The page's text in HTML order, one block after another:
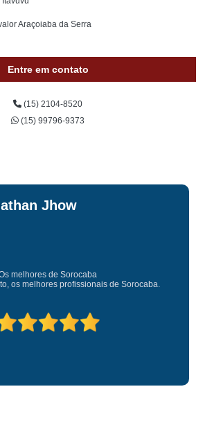
Araçoiaba da Serra
Entre em contato
(15) 2104-8520
(15) 99796-9373
Amei o atendimento. Preco super bom. Superou
Deixou o meu bem super